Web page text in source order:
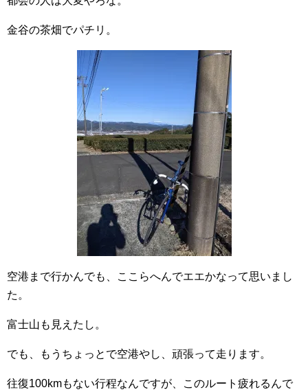
金谷の茶畑でパチリ。
空港まで行かんでも、ここらへんでエエかなって思いまし
た。
富士山も見えたし。
でも、もうちょっとで空港やし、頑張って走ります。
往復100kmもない行程なんですが、このルート疲れるんで